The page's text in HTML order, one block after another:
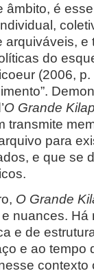
é
e
do
(2006,
O Grande
transmite
para
e que se
O Grande
nuances. Há
e de
e ao tempo
contexto